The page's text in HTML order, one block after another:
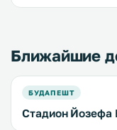
и ванная комната с
Ближайшие
БУДАПЕШТ
Стадион Йозефа